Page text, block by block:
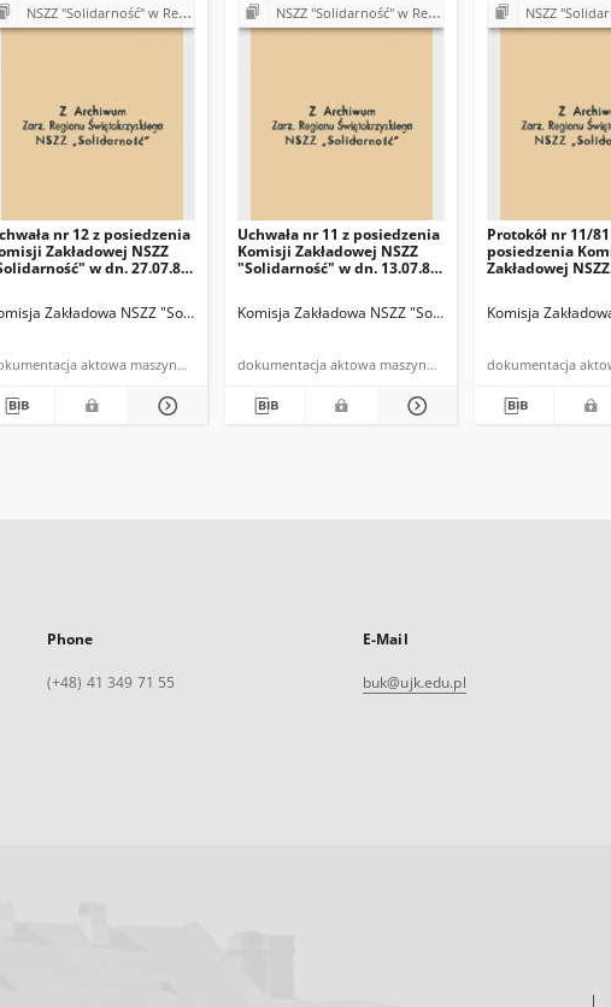
w Kielcach Komisja Zakładowa NSZZ "Solidarność" w Rejonie Budowy Dróg w Kielcach
NSZZ "Solidarność" w Rejonie Budowy Dróg w Kielcach
nr 12 z posiedzenia
Zakładowej NSZZ
w dn. 27.07.81
Zakładowa NSZZ "Solidarność" w Rejonie Budowy Dróg w Kielcach
dokumentacja aktowa maszynopis
NSZZ "Solidarność" w Rejonie Budowy Dróg w Kielcach
Uchwała nr 11 z posiedzenia
Komisji Zakładowej NSZZ
"Solidarność" w dn. 13.07.81
Komisja Zakładowa NSZZ "Solidarność" w Rejonie
dokumentacja aktowa maszynopis
NSZZ "Solidarność" w
Protokół nr 11/
posiedzenia
Zakładowej NSZZ
Komisja
Phone
(+48) 41 349 71 55
E-Mail
buk@ujk.edu.pl